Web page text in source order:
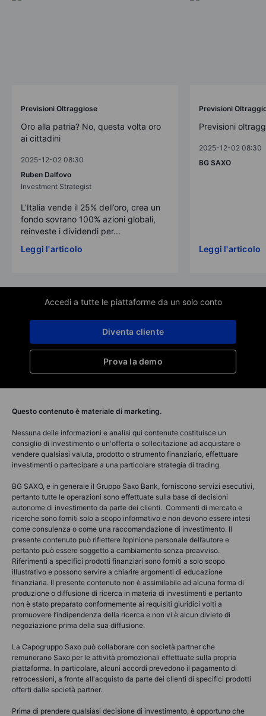
Previsioni Oltraggiose
Oro alla patria? No, questa volta oro
ai cittadini
2025-12-02 08:30
Ruben Dalfovo
Investment Strategist
L’Italia vende il 25% dell’oro, crea un
fondo sovrano 100% azioni globali,
reinveste i dividendi per...
Leggi l'articolo
Previsioni
Previsioni
2025-12-02 08:30
BG SAXO
Leggi l'articolo
Accedi a tutte le piattaforme da un solo conto
Prova la demo
Diventa cliente
Questo contenuto è materiale di marketing.
Nessuna delle informazioni e analisi qui contenute costituisce un
consiglio di investimento o un'offerta o sollecitazione ad acquistare o
vendere qualsiasi valuta, prodotto o strumento finanziario, effettuare
investimenti o partecipare a una particolare strategia di trading.
BG SAXO, e in generale il Gruppo Saxo Bank, forniscono servizi esecutivi,
pertanto tutte le operazioni sono effettuate sulla base di decisioni
autonome di investimento da parte dei clienti. Commenti di mercato e
ricerche sono forniti solo a scopo informativo e non devono essere intesi
come consulenza o come una raccomandazione di investimento. Il
presente contenuto può riflettere l’opinione personale dell’autore e
pertanto può essere soggetto a cambiamento senza preavviso.
Riferimenti a specifici prodotti finanziari sono forniti a solo scopo
illustrativo e possono servire a chiarire argomenti di educazione
finanziaria. Il presente contenuto non è assimilabile ad alcuna forma di
produzione o diffusione di ricerca in materia di investimenti e pertanto
non è stato preparato conformemente ai requisiti giuridici volti a
promuovere l’indipendenza della ricerca e non vi è alcun divieto di
negoziazione prima della sua diffusione.
La Capogruppo Saxo può collaborare con società partner che
remunerano Saxo per le attività promozionali effettuate sulla propria
piattaforma. In particolare, alcuni accordi prevedono il pagamento di
retrocessioni, a fronte all'acquisto da parte dei clienti di specifici prodotti
offerti dalle società partner.
Prima di prendere qualsiasi decisione di investimento, è opportuno che